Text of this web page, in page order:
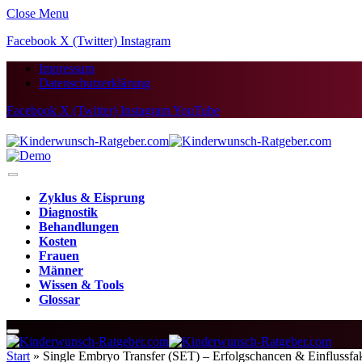
Close Menu
Facebook X (Twitter) Instagram
Impressum
Datenschutzerklärung
Facebook X (Twitter) InstagramYouTube
Zyklus & Eisprung
Diagnostik
Behandlungen
Kosten
Frauen
Männer
Wissen & Tools
Glossar
Start » Single Embryo Transfer (SET) – Erfolgschancen &